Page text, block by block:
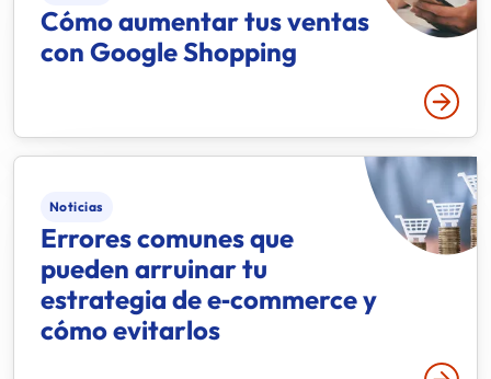
Cómo aumentar tus ventas
con Google Shopping
Leer
Noticias
Errores comunes que
pueden arruinar tu
estrategia de e‑commerce y
cómo evitarlos